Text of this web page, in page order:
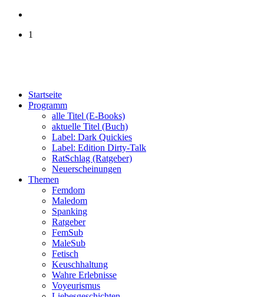
1
Startseite
Programm
alle Titel (E-Books)
aktuelle Titel (Buch)
Label: Dark Quickies
Label: Edition Dirty-Talk
RatSchlag (Ratgeber)
Neuerscheinungen
Themen
Femdom
Maledom
Spanking
Ratgeber
FemSub
MaleSub
Fetisch
Keuschhaltung
Wahre Erlebnisse
Voyeurismus